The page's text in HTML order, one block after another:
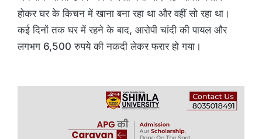
होकर घर के किचन में खाना बना रहा था और वहीं सो रहा था।
कई दिनों तक घर में रहने के बाद, आरोपी चांदी की पायल और
लगभग 6,500 रुपये की नकदी लेकर फरार हो गया।